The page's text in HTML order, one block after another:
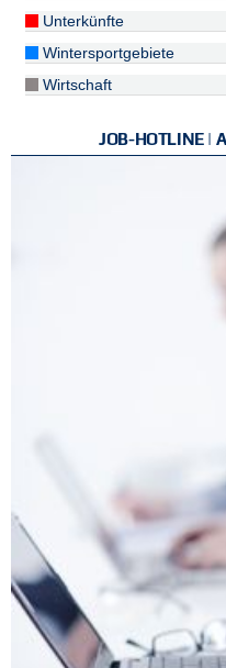
Unterkünfte
Wintersportgebiete
Wirtschaft
JOB-HOTLINE |